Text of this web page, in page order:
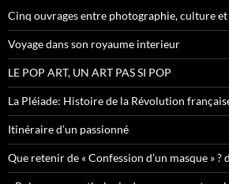
h
e
r
:
Cinq ouvrages entre photographie, culture et
Voyage dans son royaume interieur
LE POP ART, UN ART PAS SI POP
La Pléiade: Histoire de la Révolution
Itinéraire d’un passionné
Que retenir de « Confession d’un masque » ?